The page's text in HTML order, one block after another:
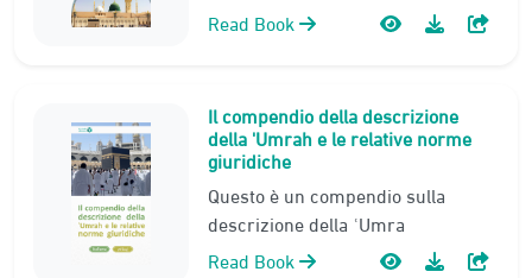
Read Book
Il compendio della descrizione
della 'Umrah e le relative norme
giuridiche
Questo è un compendio sulla
descrizione della ʿUmra
Read Book